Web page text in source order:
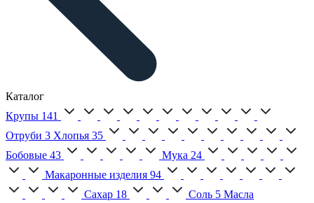
Каталог
Крупы 141
Отруби 3 Хлопья 35
Бобовые 43 Мука 24
Макаронные изделия 94
Сахар 18 Соль 5 Масла